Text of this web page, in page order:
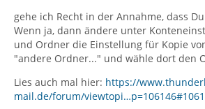
gehe ich Recht in der Annahme, dass
Wenn ja, dann ändere unter
und Ordner die Einstellung für Kopie
"andere Ordner..." und wähle dort den
Lies auch mal hier: https://
mail.de/forum/